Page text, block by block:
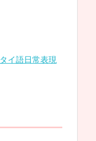
タイ語日常表現